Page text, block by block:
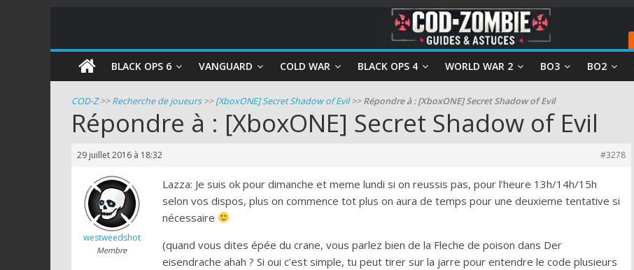
COD
Zombie
Guides
astuces
pour
mode
zombie
BLACK OPS 6 VANGUARD COLD WAR BLACK OPS 4 WORLD WAR 2 BO3 BO2
COD-Z>>Recherche de joueurs>>[XboxONE] Secret Shadow of Evil>>Répondre à : [XboxONE] Secret Shadow of Evil
Répondre à : [XboxONE] Secret Shadow of Evil
29 juillet 2016 à 18:32 #3278
westweedshot
Membre
Lazza: Je suis ok pour dimanche et meme lundi si on reussis pas, pour l’heure 13h/14h/15h
selon vos dispos, plus on commence tot plus on aura de temps pour une deuxieme tentative si
nécessaire
(quand vous dites épée du crane, vous parlez bien de la Fleche de poison dans Der
eisendrache ahah ? Si oui c’est simple, tu peut tirer sur la jarre pour entendre le code plusieurs